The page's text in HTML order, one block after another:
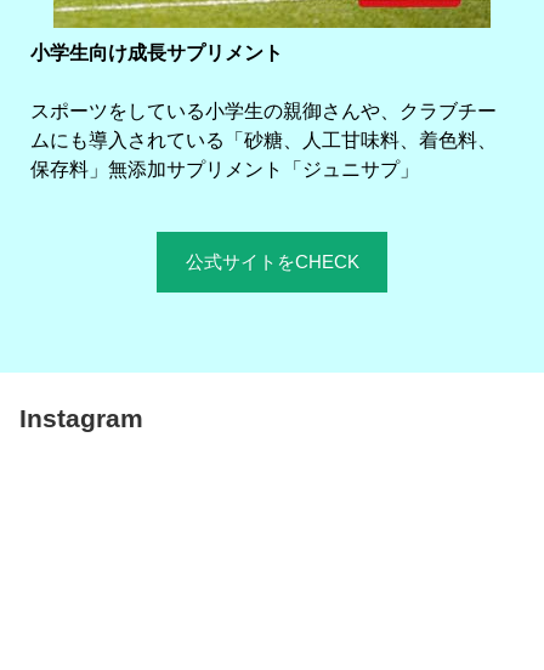
小学生向け成長サプリメント
スポーツをしている小学生の親御さんや、クラブチー
ムにも導入されている「砂糖、人工甘味料、着色料、
保存料」無添加サプリメント「ジュニサプ」
公式サイトをCHECK
Instagram